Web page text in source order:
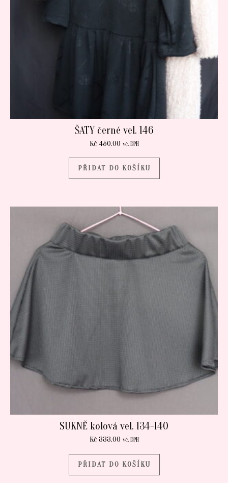
ŠATY černé vel. 146
Kč450.00 vč. DPH
PŘIDAT DO KOŠÍKU
SUKNĚ kolová vel. 134-140
Kč333.00 vč. DPH
PŘIDAT DO KOŠÍKU